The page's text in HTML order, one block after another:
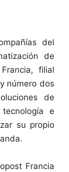
del
de
filial
número dos
de
e
su propio
Francia